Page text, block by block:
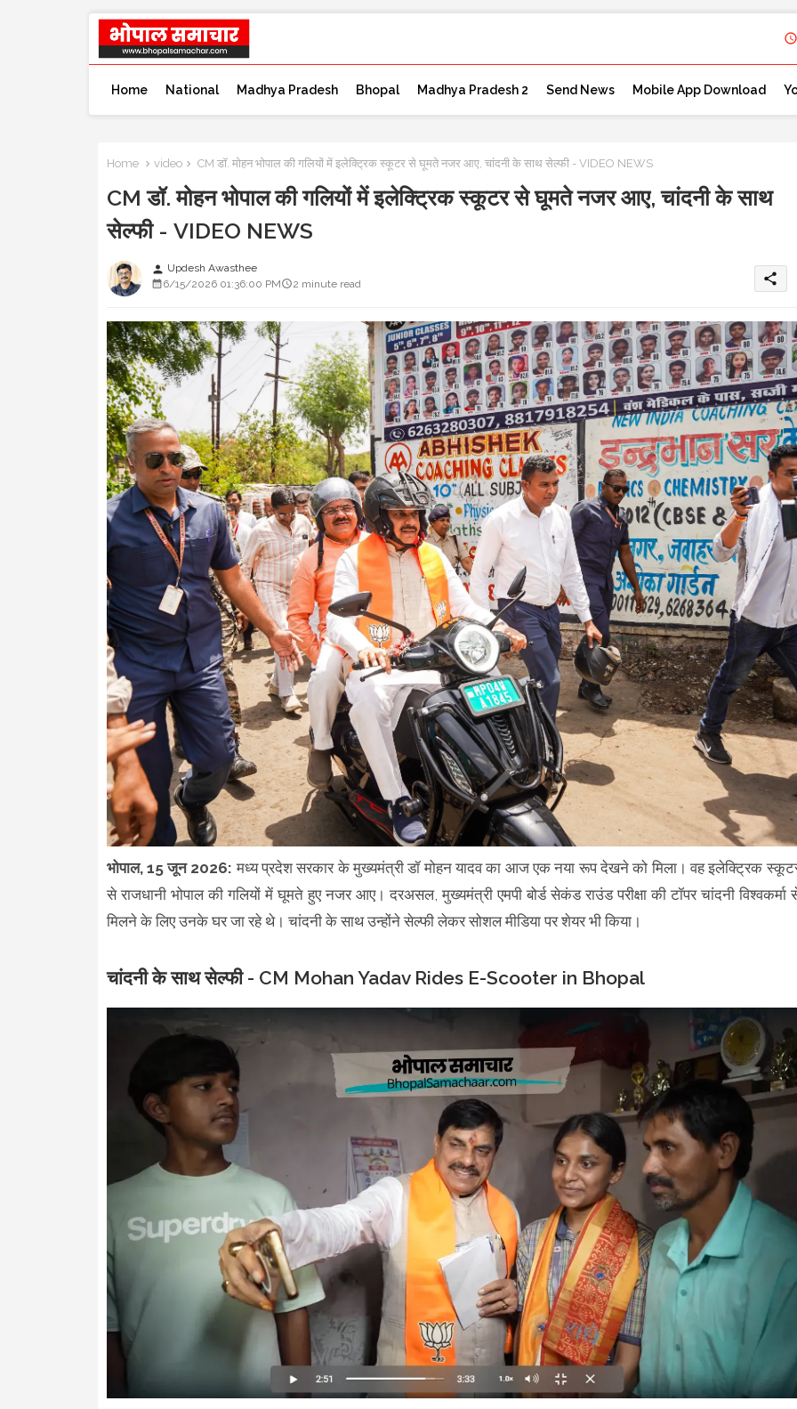
Home National Madhya Pradesh Bhopal Madhya Pradesh 2 Send News Mobile App Download
Home video CM डॉ. मोहन भोपाल की गलियों में इलेक्ट्रिक स्कूटर से घूमते नजर आए, चांदनी के साथ सेल्फी - VIDEO NEWS
CM डॉ. मोहन भोपाल की गलियों में इलेक्ट्रिक स्कूटर से घूमते नजर आए, चांदनी के साथ
सेल्फी - VIDEO NEWS
person Updesh Awasthee
6/15/2026 01:36:00 PM
2 minute read share
भोपाल, 15 जून 2026:मध्य प्रदेश सरकार के मुख्यमंत्री डॉ मोहन यादव का आज एक नया रूप देखने को मिला। वह इलेक्ट्रिक
से राजधानी भोपाल की गलियों में घूमते हुए नजर आए। दरअसल, मुख्यमंत्री एमपी बोर्ड सेकंड राउंड परीक्षा की टॉपर चांदनी विश्वकर्मा
मिलने के लिए उनके घर जा रहे थे। चांदनी के साथ उन्होंने सेल्फी लेकर सोशल मीडिया पर शेयर भी किया।
चांदनी के साथ सेल्फी - CM Mohan Yadav Rides E-Scooter in Bhopal